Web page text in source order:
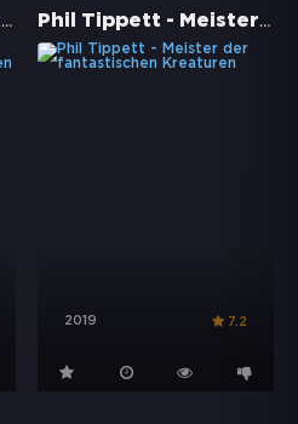
David Attenborough: Mein Leben auf unserem Planeten Phil Tippett - Meister der fantastischen Kreaturen
2019 7.2